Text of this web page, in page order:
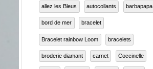
allez les Bleus autocollants barbapapa
bord de mer bracelet
Bracelet rainbow Loom bracelets
broderie diamant carnet Coccinelle